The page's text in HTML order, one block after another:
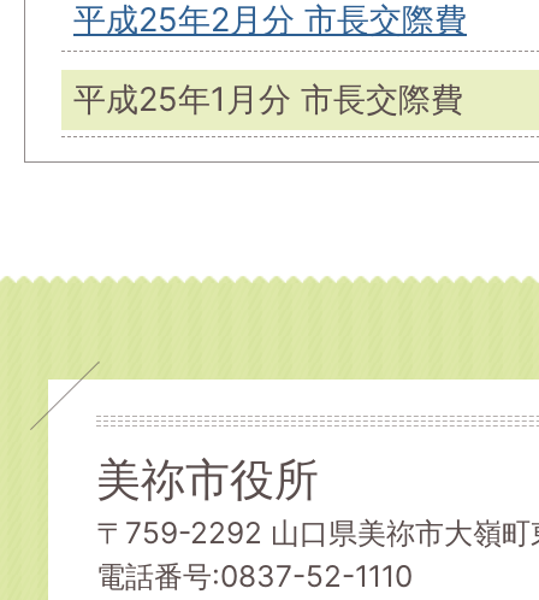
平成25年2月分 市長交際費
平成25年1月分 市長交際費
美祢市役所
〒759-2292 山口県美祢市大嶺
電話番号:0837-52-1110